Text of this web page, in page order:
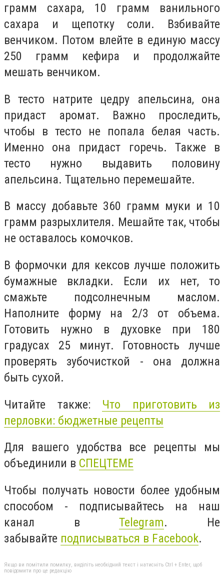
грамм сахара, 10 грамм ванильного
сахара и щепотку соли. Взбивайте
венчиком. Потом влейте в единую массу
250 грамм кефира и продолжайте
мешать венчиком.
В тесто натрите цедру апельсина, она
придаст аромат. Важно проследить,
чтобы в тесто не попала белая часть.
Именно она придаст горечь. Также в
тесто нужно выдавить половину
апельсина. Тщательно перемешайте.
В массу добавьте 360 грамм муки и 10
грамм разрыхлителя. Мешайте так, чтобы
не оставалось комочков.
В формочки для кексов лучше положить
бумажные вкладки. Если их нет, то
смажьте подсолнечным маслом.
Наполните форму на 2/3 от объема.
Готовить нужно в духовке при 180
градусах 25 минут. Готовность лучше
проверять зубочисткой - она должна
быть сухой.
Читайте также: Что приготовить из
перловки: бюджетные рецепты
Для вашего удобства все рецепты мы
объединили в СПЕЦТЕМЕ
Чтобы получать новости более удобным
способом - подписывайтесь на наш
канал вTelegram. Не
забывайте подписываться в Facebook.
Якщо ви помітили помилку, виділіть необхідний текст і натисніть Ctrl + Enter, щоб
повідомити про це редакцію